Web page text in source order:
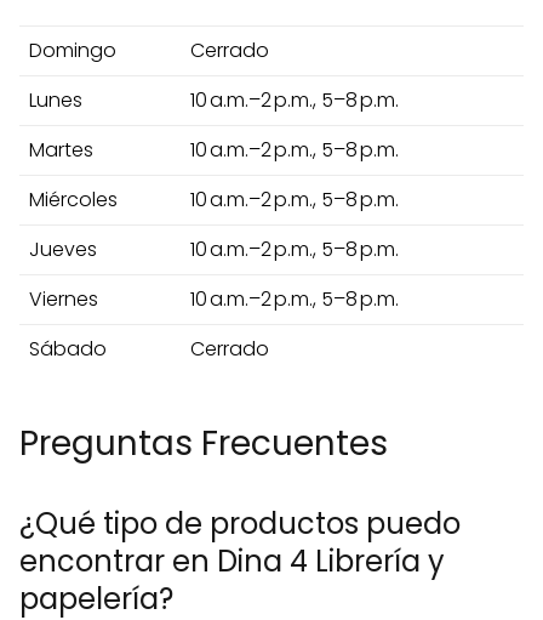
Domingo
Cerrado
Lunes
10 a.m.–2 p.m., 5–8 p.m.
Martes
10 a.m.–2 p.m., 5–8 p.m.
Miércoles
10 a.m.–2 p.m., 5–8 p.m.
Jueves
10 a.m.–2 p.m., 5–8 p.m.
Viernes
10 a.m.–2 p.m., 5–8 p.m.
Sábado
Cerrado
Preguntas Frecuentes
¿Qué tipo de productos puedo
encontrar en Dina 4 Librería y
papelería?